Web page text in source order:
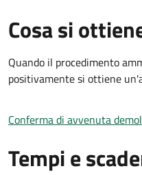
Cosa si
Quando il procedimento
positivamente si ottiene
Conferma di avvenuta
Tempi e